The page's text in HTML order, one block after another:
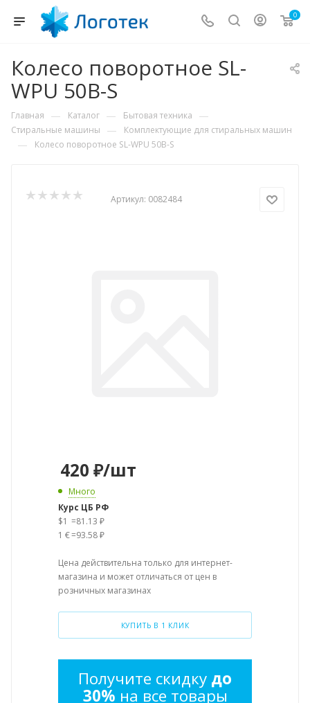
0
Колесо поворотное SL-
WPU 50B-S
Главная — Каталог — Бытовая техника —
Стиральные машины — Комплектующие для стиральных машин
— Колесо поворотное SL-WPU 50B-S
Артикул: 0082484
420 ₽/шт
Много
Курс ЦБ РФ
$1 =81.13 ₽
1 €=93.58 ₽
Цена действительна только для интернет-
магазина и может отличаться от цен в
розничных магазинах
КУПИТЬ В 1 КЛИК
Получите скидку до
30% на все товары